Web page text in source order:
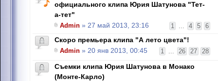
официального клипа Юрия Шатунова "Тет-
а-тет"
1 ... 4 5 6
Admin » 27 май 2013, 23:16
Скоро премьера клипа "А лето цвета"!
1 ... 26 27 28
Admin » 20 янв 2013, 00:45
Съемки клипа Юрия Шатунова в Монако
(Монте-Карло)